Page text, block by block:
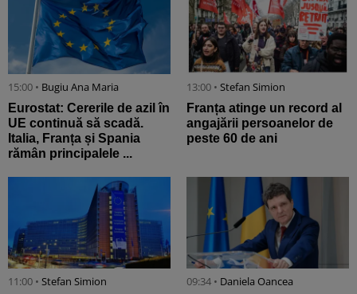
15:00 • Bugiu ⁠Ana Maria
Eurostat: Cererile de azil în
UE continuă să scadă.
Italia, Franța și Spania
rămân principalele ...
13:00 • Stefan Simion
Franța atinge un record al
angajării persoanelor de
peste 60 de ani
11:00 • Stefan Simion 09:34 • Daniela Oancea